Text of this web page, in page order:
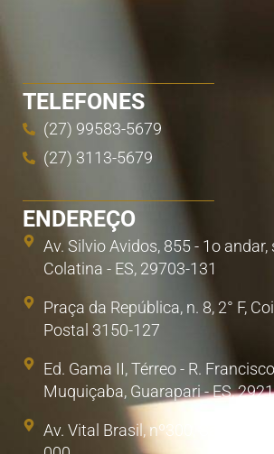
TELEFONES
(27) 99583-5679
(27) 3113-5679
ENDEREÇO
Av. Silvio Avidos, 855 - 1o
Colatina - ES, 29703-131
Praça da República, n. 8, 2° F,
Postal 3150-127
Ed. Gama II, Térreo - R.
Muquiçaba, Guarapari - ES,
Av. Vital Brasil, nº300, Sala 1.